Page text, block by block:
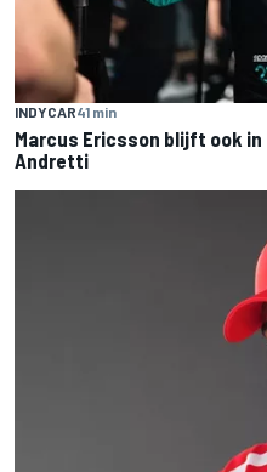
INDYCAR41 min
Marcus Ericsson blijft ook
Andretti